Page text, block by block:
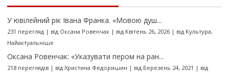
У ювілейний рік Івана Франка. «Мовою душ...
231 перегляд | від Оксана Ровенчак| від Квітень 26, 2026| від Культура,
Найактуальніше
Оксана Ровенчак: «Указувати пером на ран...
218 переглядів| від Христина Федоришин | від Березень 24, 2021 | від